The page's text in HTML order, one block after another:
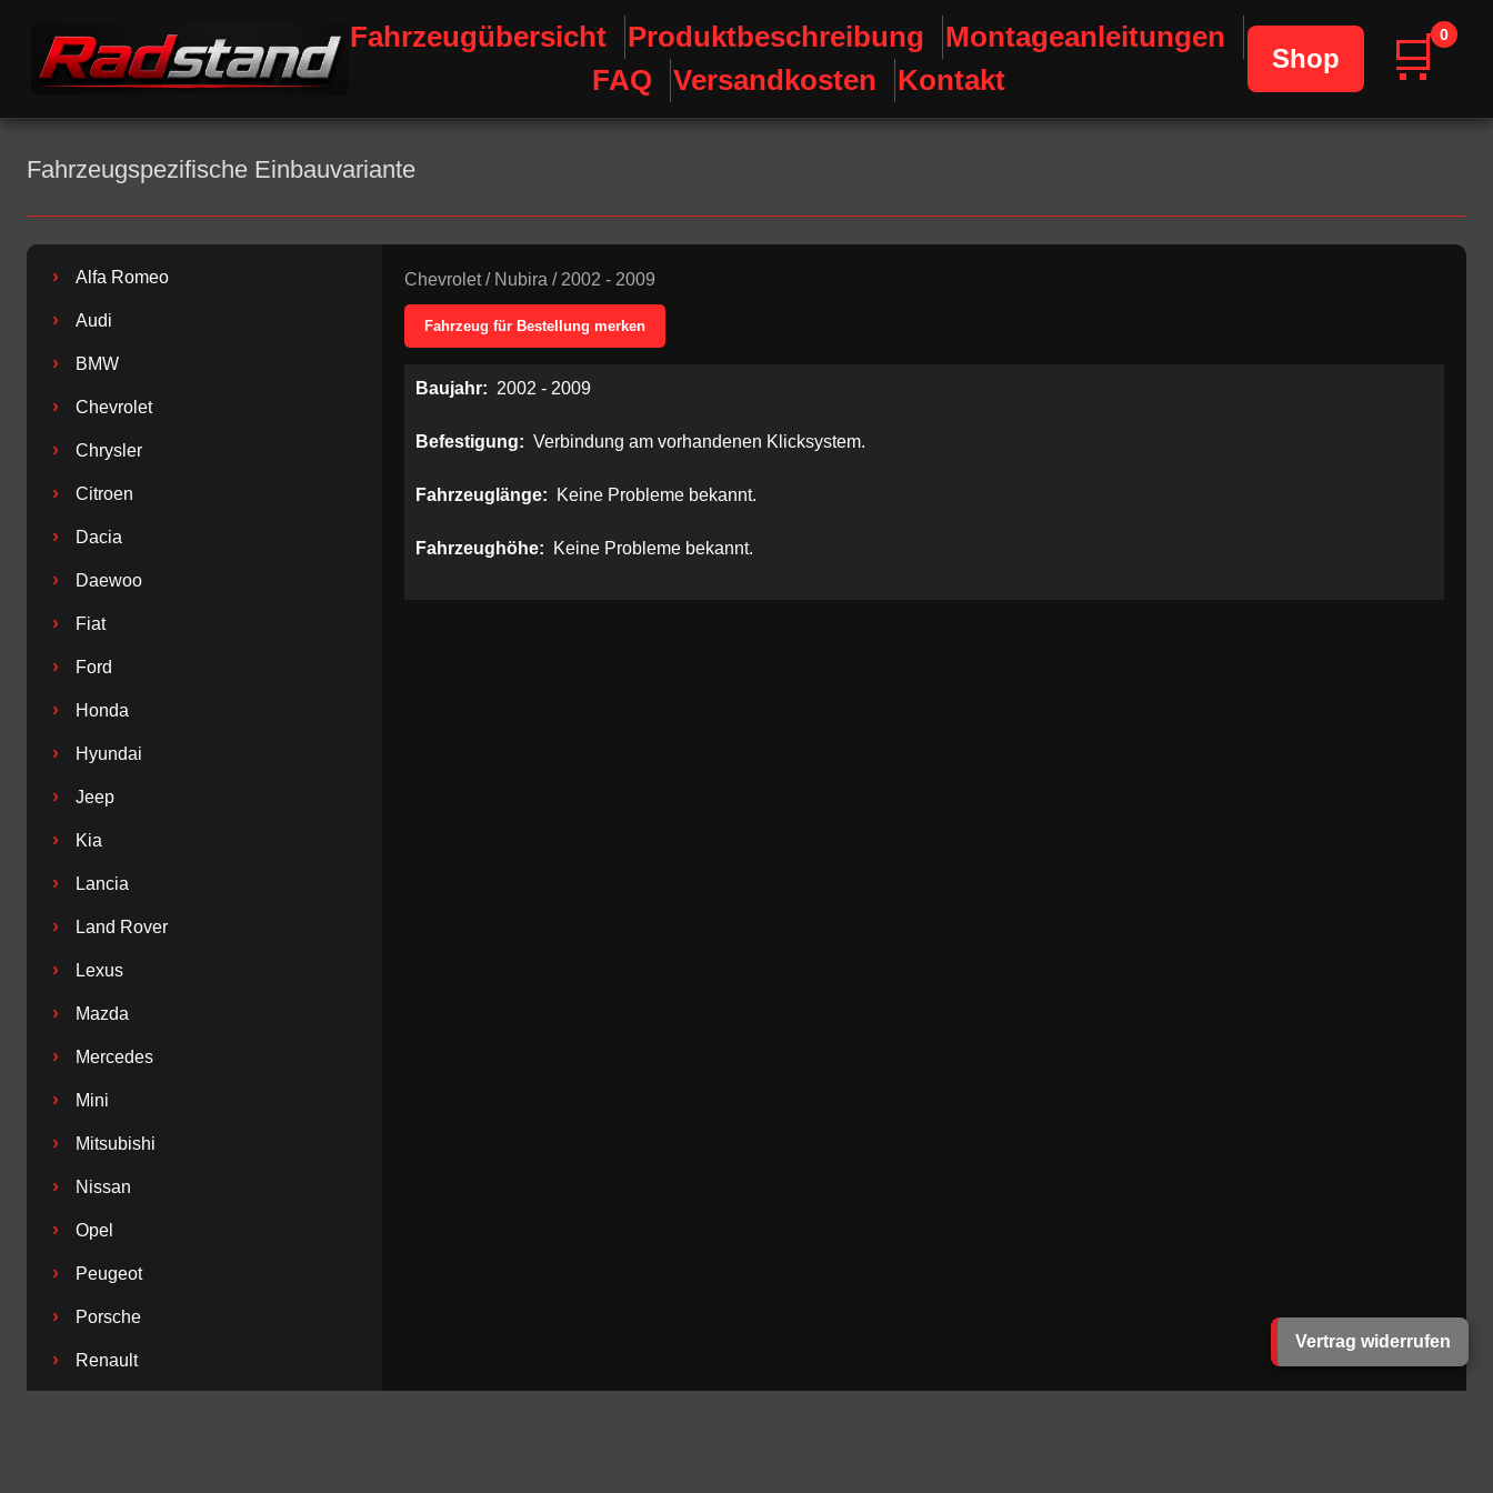
Fahrzeugübersicht Produktbeschreibung
Montageanleitungen
FAQ
Versandkosten Kontakt
Shop 🛒0
Fahrzeugspezifische Einbauvariante
› Alfa Romeo
› Audi
› BMW
› Chevrolet
› Chrysler
› Citroen
› Dacia
› Daewoo
› Fiat
› Ford
› Honda
› Hyundai
› Jeep
› Kia
› Lancia
› Land Rover
› Lexus
› Mazda
› Mercedes
› Mini
› Mitsubishi
› Nissan
› Opel
› Peugeot
› Porsche
› Renault
Chevrolet/ Nubira / 2002 - 2009
Fahrzeug für Bestellung merken
Baujahr: 2002 - 2009
Befestigung: Verbindung am vorhandenen Klicksystem.
Fahrzeuglänge: Keine Probleme bekannt.
Fahrzeughöhe: Keine Probleme bekannt.
Vertrag widerrufen